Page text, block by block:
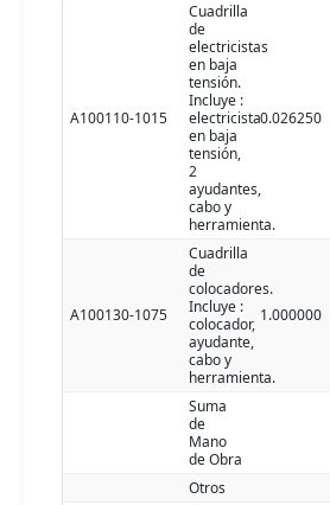
A100110-1015
Cuadrilla
de
electricistas
en baja
tensión.
Incluye :
electricista
en baja
tensión,
2
ayudantes,
cabo y
herramienta.
0.026250
A100130-1075
Cuadrilla
de
colocadores.
Incluye :
colocador,
ayudante,
cabo y
herramienta.
1.000000
Suma
de
Mano
de Obra
Otros